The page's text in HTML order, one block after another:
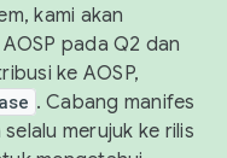
kami akan
pada Q2 dan
ke AOSP,
. Cabang manifes
selalu merujuk ke rilis